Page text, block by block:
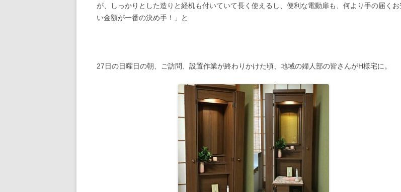
が、しっかりとした造りと経机も付いていて長く使えるし、便利な電動扉も、何より手の届くお
い金額が一番の決め手！」と
27日の日曜日の朝、ご訪問、設置作業が終わりかけた頃、地域の婦人部の皆さんがH様宅に。